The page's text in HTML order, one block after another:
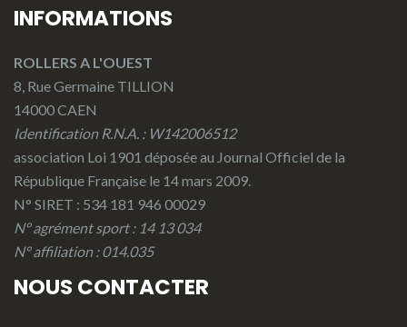
INFORMATIONS
ROLLERS A L'OUEST
8, Rue Germaine TILLION
14000 CAEN
Identification R.N.A. : W142006512
association Loi 1901 déposée au Journal Officiel de la
République Française le 14 mars 2009.
N° SIRET : 534 181 946 00029
N° agrément sport : 14 13 034
N° affiliation : 014.035
NOUS CONTACTER